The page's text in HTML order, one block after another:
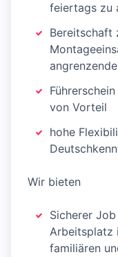
feiertags zu
Bereitschaft
von Vorteil
hohe
Wir bieten
Sicherer
Arbeitsplatz
familiären